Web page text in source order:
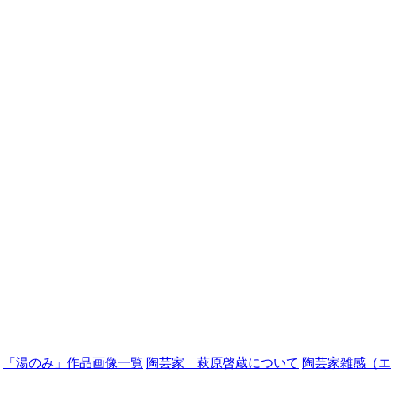
「湯のみ」作品画像一覧 陶芸家 萩原啓蔵について 陶芸家雑感（エ